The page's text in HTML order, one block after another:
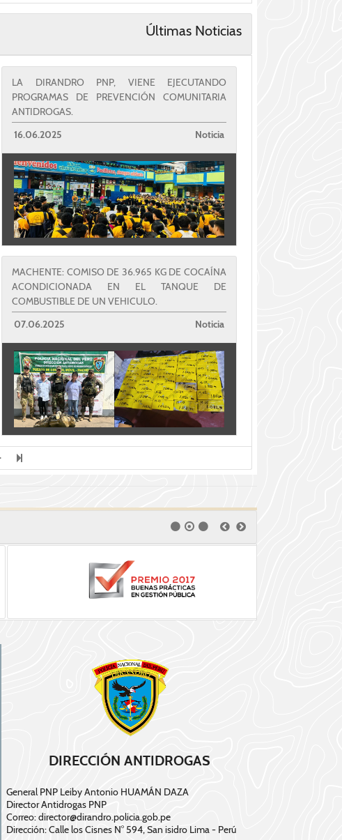
Últimas Noticias
LA DIRANDRO PNP, VIENE EJECUTANDO
PROGRAMAS DE PREVENCIÓN COMUNITARIA
ANTIDROGAS.
16.06.2025
Noticia
MACHENTE: COMISO DE 36.965 KG DE COCAÍNA
ACONDICIONADA EN EL TANQUE DE
COMBUSTIBLE DE UN VEHICULO.
07.06.2025
Noticia
DIRECCIÓN ANTIDROGAS
General PNP Leiby Antonio HUAMÁN DAZA
Director Antidrogas PNP
Correo: director@dirandro.policia.gob.pe
Dirección: Calle los Cisnes N° 594, San isidro Lima - Perú